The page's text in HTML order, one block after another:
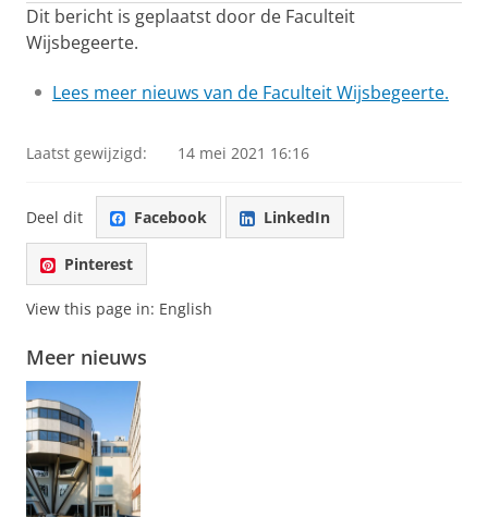
Dit bericht is geplaatst door de Faculteit
Wijsbegeerte.
Lees meer nieuws van de Faculteit Wijsbegeerte.
Laatst gewijzigd: 14 mei 2021 16:16
Deel dit Facebook LinkedIn
Pinterest
View this page in: English
Meer nieuws